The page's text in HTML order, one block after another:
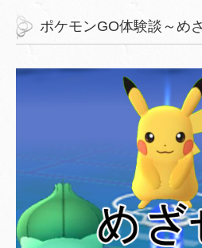
ポケモンGO体験談～め